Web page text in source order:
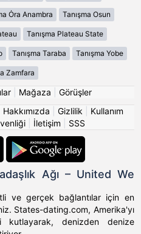
Ȯra Anambra Tanışma Osun
Tanışma Plateau State
Tanışma Taraba Tanışma Yobe
Zamfara
Mağaza
Görüşler
Hakkımızda Gizlilik
Kullanım
| İletişim SSS
Ağı – United We
ve gerçek bağlantılar için en
States-dating.com, Amerika'yı
kutlayarak, denizden denize